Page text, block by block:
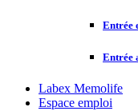
Entrée
Entrée
Labex Memolife
Espace emploi